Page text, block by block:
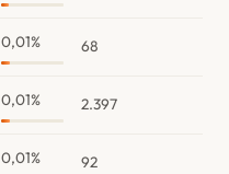
0,01% 68
0,01% 2.397
0,01% 92